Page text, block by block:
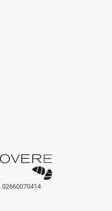
02660070414